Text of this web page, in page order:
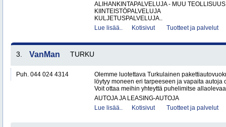
ALIHANKINTAPALVELUJA - MUU TEOLLISUUS
KIINTEISTÖPALVELUJA
KULJETUSPALVELUJA..
Lue lisää..
Kotisivut Tuotteet ja palvelut
3. VanMan TURKU
Puh. 044 024 4314
Olemme luotettava Turkulainen
löytyy moneen eri tarpeeseen ja vapaita autoja
Voit ottaa meihin yhteyttä puhelimitse
AUTOJA JA LEASING-AUTOJA
Lue lisää..
Kotisivut Tuotteet ja palvelut